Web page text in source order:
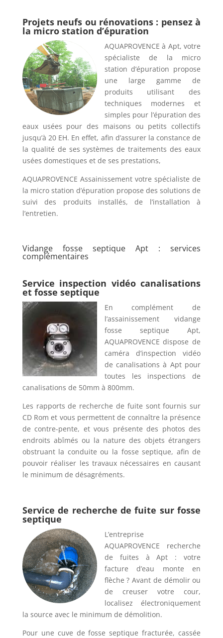
Projets neufs ou rénovations : pensez à
la micro station d’épuration
AQUAPROVENCE à Apt, votre
spécialiste de la micro
station d’épuration propose
une large gamme de
produits utilisant des
techniques modernes et
simples pour l’épuration des
eaux usées pour des maisons ou petits collectifs
jusqu’à 20 EH. En effet, afin d’assurer la constance de
la qualité de ses systèmes de traitements des eaux
usées domestiques et de ses prestations,
AQUAPROVENCE Assainissement votre spécialiste de
la micro station d’épuration propose des solutions de
suivi des produits installés, de l’installation à
l’entretien.
Vidange fosse septique Apt : services
complémentaires
Service inspection vidéo canalisations
et fosse septique
En complément de
l’assainissement vidange
fosse septique Apt,
AQUAPROVENCE dispose de
caméra d’inspection vidéo
de canalisations à Apt pour
toutes les inspections de
canalisations de 50mm à 800mm.
Les rapports de recherche de fuite sont fournis sur
CD Rom et vous permettent de connaître la présence
de contre-pente, et vous présente des photos des
endroits abîmés ou la nature des objets étrangers
obstruant la conduite ou la fosse septique, afin de
pouvoir réaliser les travaux nécessaires en causant
le minimum de désagréments.
Service de recherche de fuite sur fosse
septique
L’entreprise
AQUAPROVENCE recherche
de fuites à Apt : votre
facture d’eau monte en
flèche ? Avant de démolir ou
de creuser votre cour,
localisez électroniquement
la source avec le minimum de démolition.
Pour une cuve de fosse septique fracturée, cassée